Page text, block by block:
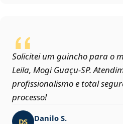
Solicitei um guincho para o
Leila, Mogi Guaçu‑SP.
profissionalismo e total
processo!
DS Danilo S.